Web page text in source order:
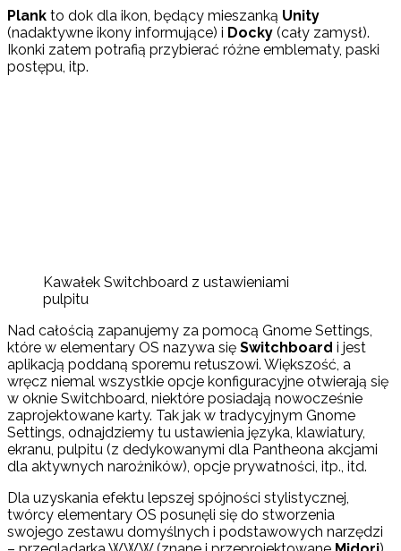
Plank to dok dla ikon, będący mieszanką Unity
(nadaktywne ikony informujące) i Docky (cały zamysł).
Ikonki zatem potrafią przybierać różne emblematy, paski
postępu, itp.
Kawałek Switchboard z ustawieniami
pulpitu
Nad całością zapanujemy za pomocą Gnome Settings,
które w elementary OS nazywa się Switchboard i jest
aplikacją poddaną sporemu retuszowi. Większość, a
wręcz niemal wszystkie opcje konfiguracyjne otwierają się
w oknie Switchboard, niektóre posiadają nowocześnie
zaprojektowane karty. Tak jak w tradycyjnym Gnome
Settings, odnajdziemy tu ustawienia języka, klawiatury,
ekranu, pulpitu (z dedykowanymi dla Pantheona akcjami
dla aktywnych narożników), opcje prywatności, itp., itd.
Dla uzyskania efektu lepszej spójności stylistycznej,
twórcy elementary OS posunęli się do stworzenia
swojego zestawu domyślnych i podstawowych narzędzi